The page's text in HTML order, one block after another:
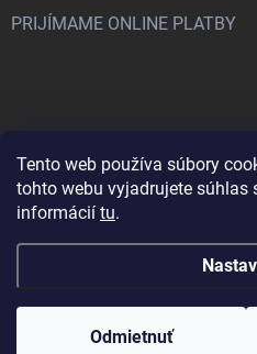
Tento web používa súbory
tohto webu vyjadrujete súhlas
informácií tu.
Odmietnuť
PRIJÍMAME ONLINE PLATBY
Nenašli ste čo ste hľadali? Máte
navštíviť aj našu stránku
Copyright 2026 karcher-